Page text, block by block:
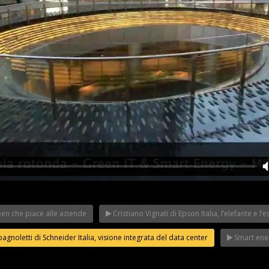
Forum
in Italy
Sapelli
Franco Baresi a
WeChangeIT Forum
2023
Riflettori
in Italy: il
2023
che piace alle aziende Cristiano Vignati di Epson Italia, l’elefante e
di Schneider Italia, visione integrata del data center Smart